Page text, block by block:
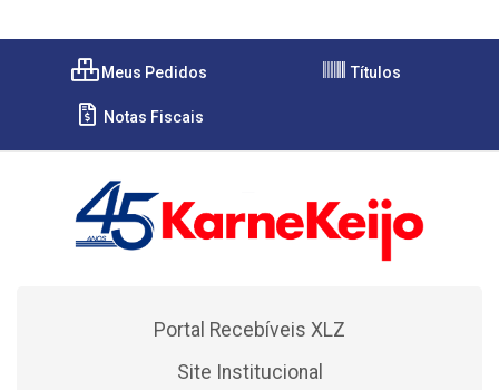
Meus Pedidos Títulos
Notas Fiscais
Portal Recebíveis XLZ
Site Institucional